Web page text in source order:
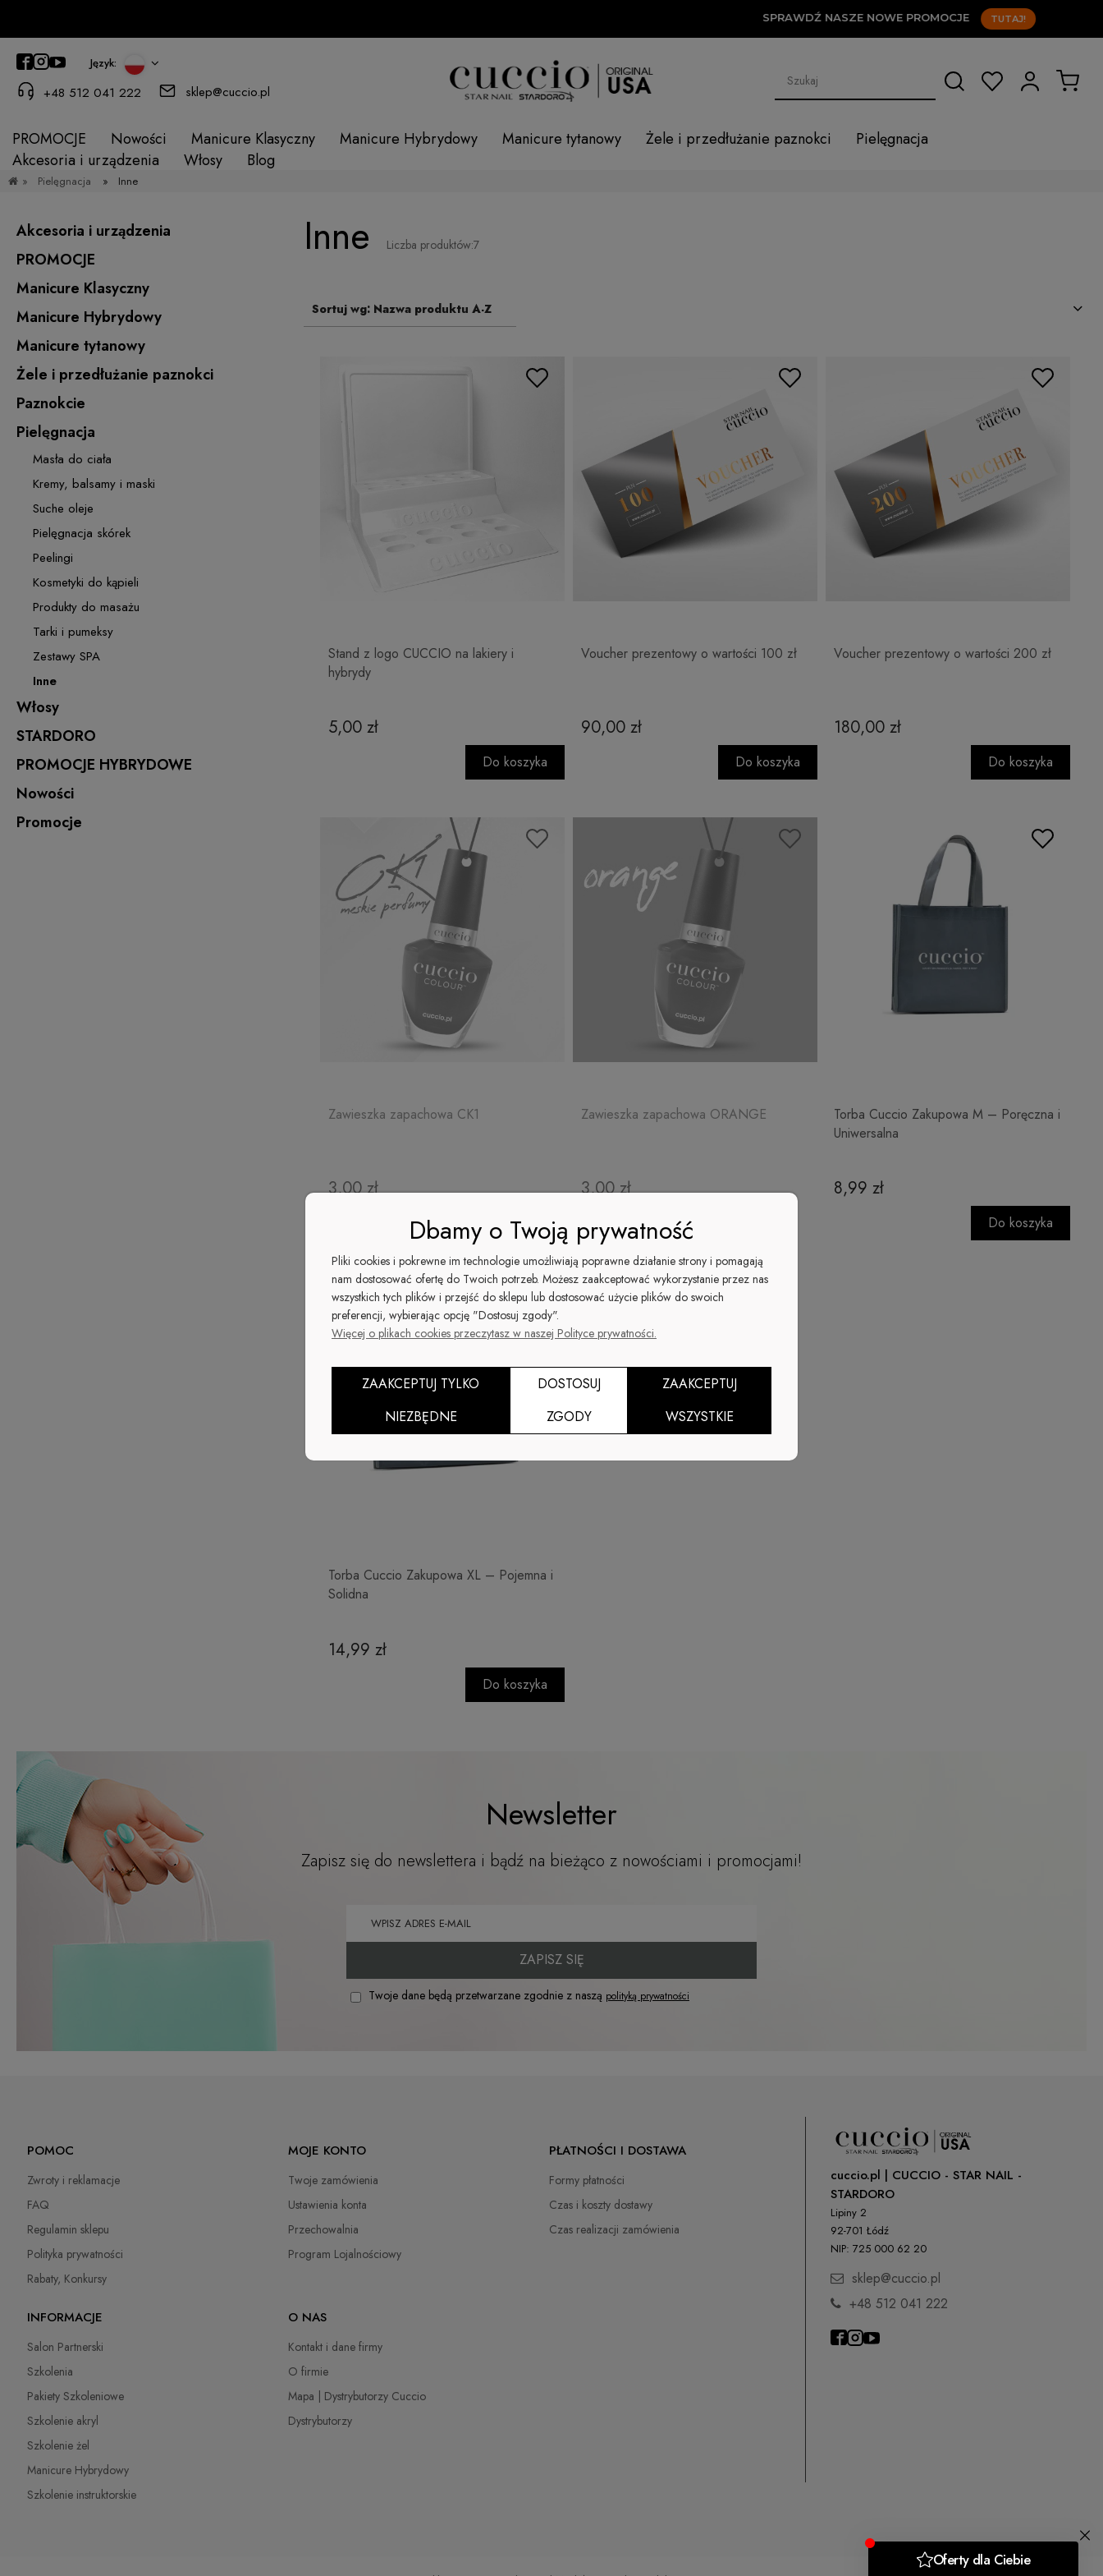
SPRAWDŹ NASZE NOWE PROMOCJE TUTAJ!
Język:
+48 512 041 222 sklep@cuccio.pl
PROMOCJE Nowości Manicure Klasyczny Manicure Hybrydowy Manicure tytanowy Żele i przedłużanie paznokci
Pielęgnacja
Akcesoria i urządzenia
Włosy Blog
» Pielęgnacja » Inne
Akcesoria i urządzenia
PROMOCJE
Manicure Klasyczny
Manicure Hybrydowy
Manicure tytanowy
Żele i przedłużanie paznokci
Paznokcie
Pielęgnacja
Masła do ciała
Kremy, balsamy i maski
Suche oleje
Pielęgnacja skórek
Peelingi
Kosmetyki do kąpieli
Produkty do masażu
Tarki i pumeksy
Zestawy SPA
Inne
Włosy
STARDORO
PROMOCJE HYBRYDOWE
Nowości
Promocje
Inne Liczba produktów:7
Sortuj wg: Nazwa produktu A-Z
Stand z logo CUCCIO na lakiery i
hybrydy
5,00 zł
Do koszyka
Voucher prezentowy o wartości 100 zł
90,00 zł
Do koszyka
Voucher prezentowy o wartości 200 zł
180,00 zł
Do koszyka
Zawieszka zapachowa CK1
3,00 zł
Zawieszka zapachowa ORANGE
3,00 zł
Torba Cuccio Zakupowa M – Poręczna i
Uniwersalna
8,99 zł
Do koszyka
Torba Cuccio Zakupowa XL – Pojemna i
Solidna
14,99 zł
Do koszyka
Newsletter
Zapisz się do newslettera i bądź na bieżąco z nowościami i promocjami!
ZAPISZ SIĘ
Twoje dane będą przetwarzane zgodnie z naszą polityką prywatności
POMOC
Zwroty i reklamacje
FAQ
Regulamin sklepu
Polityka prywatności
Rabaty, Konkursy
MOJE KONTO
Twoje zamówienia
Ustawienia konta
Przechowalnia
Program Lojalnościowy
PŁATNOŚCI I DOSTAWA
Formy płatności
Czas i koszty dostawy
Czas realizacji zamówienia
INFORMACJE
Salon Partnerski
Szkolenia
Pakiety Szkoleniowe
Szkolenie akryl
Szkolenie żel
Manicure Hybrydowy
Szkolenie instruktorskie
O NAS
Kontakt i dane firmy
O firmie
Mapa | Dystrybutorzy Cuccio
Dystrybutorzy
cuccio.pl | CUCCIO - STAR NAIL -
STARDORO
Lipiny 2
92-701 Łódź
NIP: 725 000 62 20
sklep@cuccio.pl
+48 512 041 222
Dbamy o Twoją prywatność
Pliki cookies i pokrewne im technologie umożliwiają poprawne działanie strony i pomagają
nam dostosować ofertę do Twoich potrzeb. Możesz zaakceptować wykorzystanie przez nas
wszystkich tych plików i przejść do sklepu lub dostosować użycie plików do swoich
preferencji, wybierając opcję "Dostosuj zgody".
Więcej o plikach cookies przeczytasz w naszej Polityce prywatności.
ZAAKCEPTUJ TYLKO
NIEZBĘDNE
DOSTOSUJ
ZGODY
ZAAKCEPTUJ
WSZYSTKIE